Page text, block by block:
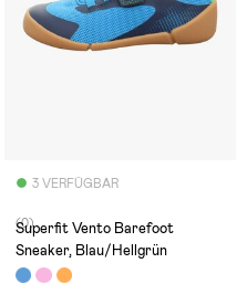
3 VERFÜGBAR
(0)
Superfit Vento Barefoot
Sneaker, Blau/Hellgrün